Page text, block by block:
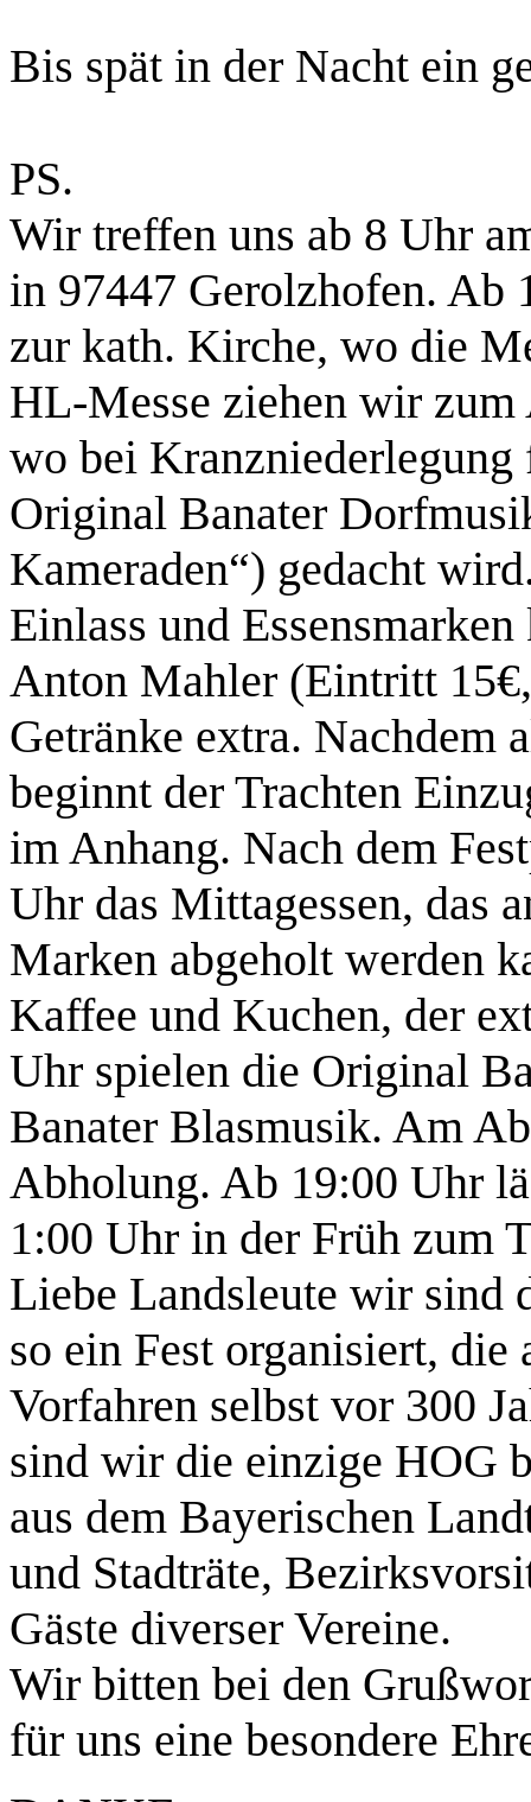
Bis spät in der Nacht ein
PS.
Wir treffen uns ab 8 Uhr
in 97447 Gerolzhofen. Ab
zur kath. Kirche, wo die
HL-Messe ziehen wir zum
wo bei
Original Banater
Kameraden“) gedacht
Einlass und
Anton Mahler (Eintritt
Getränke extra. Nachdem
beginnt der Trachten
im Anhang. Nach dem
Uhr das Mittagessen, das
Marken abgeholt werden
Kaffee und Kuchen, der
Uhr spielen die Original
Banater Blasmusik. Am
Abholung. Ab 19:00 Uhr
1:00 Uhr in der Früh zum
Liebe Landsleute wir sind
so ein Fest organisiert, die
Vorfahren selbst vor 300
sind wir die einzige HOG
aus dem Bayerischen
und Stadträte,
Gäste diverser Vereine.
Wir bitten bei den
für uns eine besondere